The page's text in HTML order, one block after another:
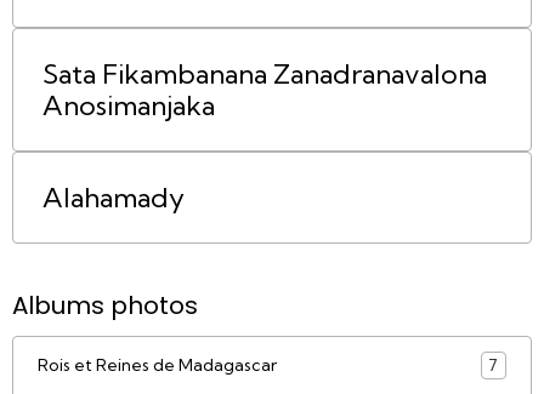
Sata Fikambanana Zanadranavalona
Anosimanjaka
Alahamady
Albums photos
Rois et Reines de Madagascar 7